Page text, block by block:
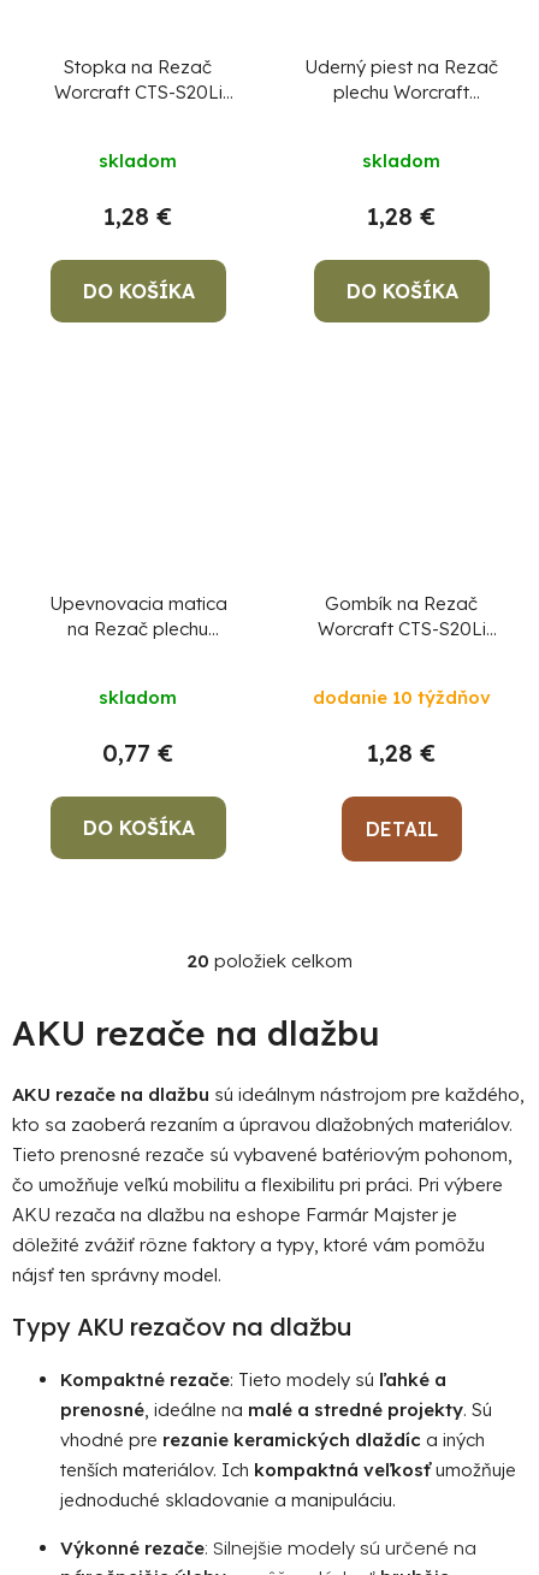
Stopka na Rezač
Worcraft CTS-S20Li
skladom
1,28 €
DO KOŠÍKA
Uderný piest na Rezač
plechu Worcraft
skladom
1,28 €
DO KOŠÍKA
Upevnovacia matica
na Rezač plechu
skladom
0,77 €
DO KOŠÍKA
Gombík na Rezač
Worcraft CTS-S20Li
dodanie 10 týždňov
1,28 €
DETAIL
O
l
á
a
c
i
e
p
r
y
v
ý
p
i
s
u
20 položiek celkom
AKU rezače na dlažbu
AKU rezače na dlažbu sú ideálnym nástrojom pre každého,
kto sa zaoberá rezaním a úpravou dlažobných materiálov.
Tieto prenosné rezače sú vybavené batériovým pohonom,
čo umožňuje veľkú mobilitu a flexibilitu pri práci. Pri výbere
AKU rezača na dlažbu na eshope Farmár Majster je
dôležité zvážiť rôzne faktory a typy, ktoré vám pomôžu
nájsť ten správny model.
Typy AKU rezačov na dlažbu
Kompaktné rezače: Tieto modely sú ľahké a
prenosné, ideálne na malé a stredné projekty. Sú
vhodné pre rezanie keramických dlaždíc a iných
tenších materiálov. Ich kompaktná veľkosťumožňuje
jednoduché skladovanie a manipuláciu.
Výkonné rezače: Silnejšie modely sú určené na